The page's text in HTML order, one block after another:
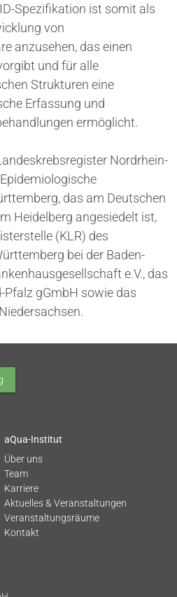
Spezifikation ist somit als
von
anzusehen, das einen
und für alle
Strukturen eine
Erfassung und
ermöglicht.
Nordrhein-
das am Deutschen
Heidelberg angesiedelt ist,
(KLR) des
bei der Baden-
e.V., das
Pfalz gGmbH sowie das
aQua-Institut
Über uns
Team
Karriere
Aktuelles & Veranstaltungen
Veranstaltungsräume
Kontakt